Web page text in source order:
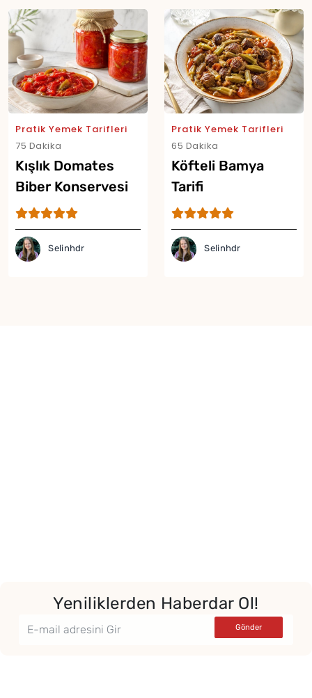
Pratik Yemek Tarifleri
75 Dakika
Kışlık Domates
Biber Konservesi
Tarifi
Selinhdr
Pratik Yemek Tarifleri
65 Dakika
Köfteli Bamya
Tarifi
Selinhdr
Yeniliklerden Haberdar Ol!